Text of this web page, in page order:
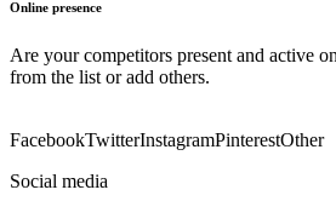
Online presence
Are your competitors present and active
from the list or add others.
FacebookTwitterInstagramPinterestOther
Social media